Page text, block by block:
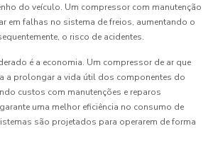
do veículo. Um compressor com manutenção
em falhas no sistema de freios, aumentando o
o risco de acidentes.
é a economia. Um compressor de ar que
a prolongar a vida útil dos componentes do
custos com manutenções e reparos
uma melhor eficiência no consumo de
são projetados para operarem de forma